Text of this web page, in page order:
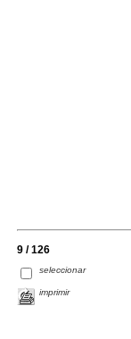
9 / 126
seleccionar
imprimir